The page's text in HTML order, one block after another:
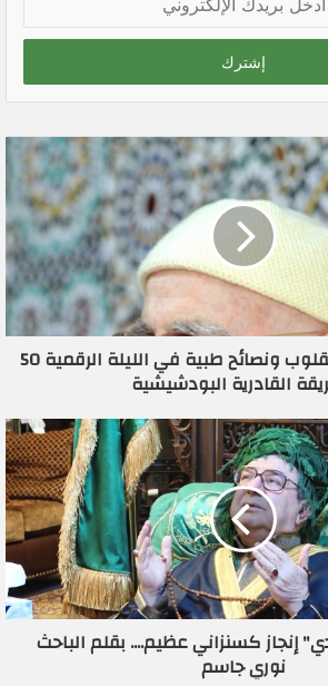
ذكر الله وتطهير القلوب ونصائح طبية في الليلة الرقمية 50
القادرية البودشيشية
إنجاز كسنزاني عظيم.... بقلم الباحث
نوري جاسم